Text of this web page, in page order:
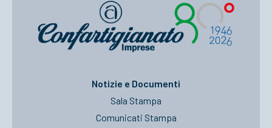
Notizie e Documenti
Sala Stampa
Comunicati Stampa